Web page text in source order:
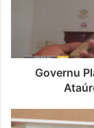
Governu